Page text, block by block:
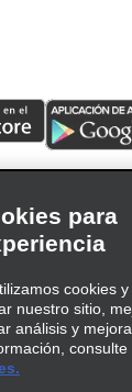
Política de
para
cookies
nuestro sitio,
análisis y
consulte